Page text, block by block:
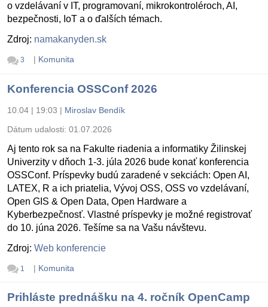
o vzdelávaní v IT, programovaní, mikrokontroléroch, AI,
bezpečnosti, IoT a o ďalších témach.
Zdroj: namakanyden.sk
3 | Komunita
Konferencia OSSConf 2026
10.04 | 19:03 | Miroslav Bendík
Dátum udalosti: 01.07.2026
Aj tento rok sa na Fakulte riadenia a informatiky Žilinskej
Univerzity v dňoch 1-3. júla 2026 bude konať konferencia
OSSConf. Príspevky budú zaradené v sekciách: Open AI,
LATEX, R a ich priatelia, Vývoj OSS, OSS vo vzdelávaní,
Open GIS & Open Data, Open Hardware a
Kyberbezpečnosť. Vlastné príspevky je možné registrovať
do 10. júna 2026. Tešíme sa na Vašu návštevu.
Zdroj: Web konferencie
1 | Komunita
Prihláste prednášku na 4. ročník OpenCamp